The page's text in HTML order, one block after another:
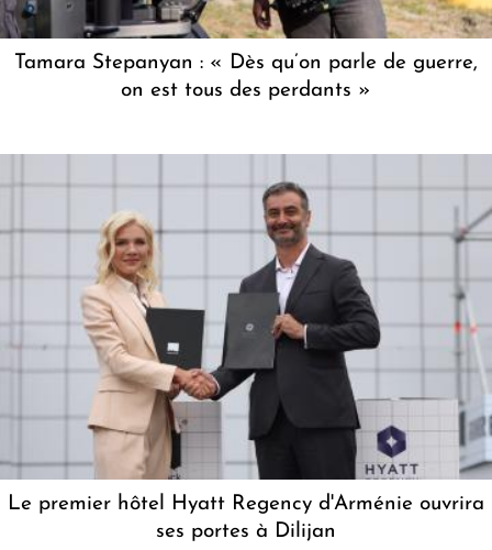
Tamara Stepanyan : « Dès qu’on parle de guerre,
on est tous des perdants »
Le premier hôtel Hyatt Regency d'Arménie ouvrira
ses portes à Dilijan